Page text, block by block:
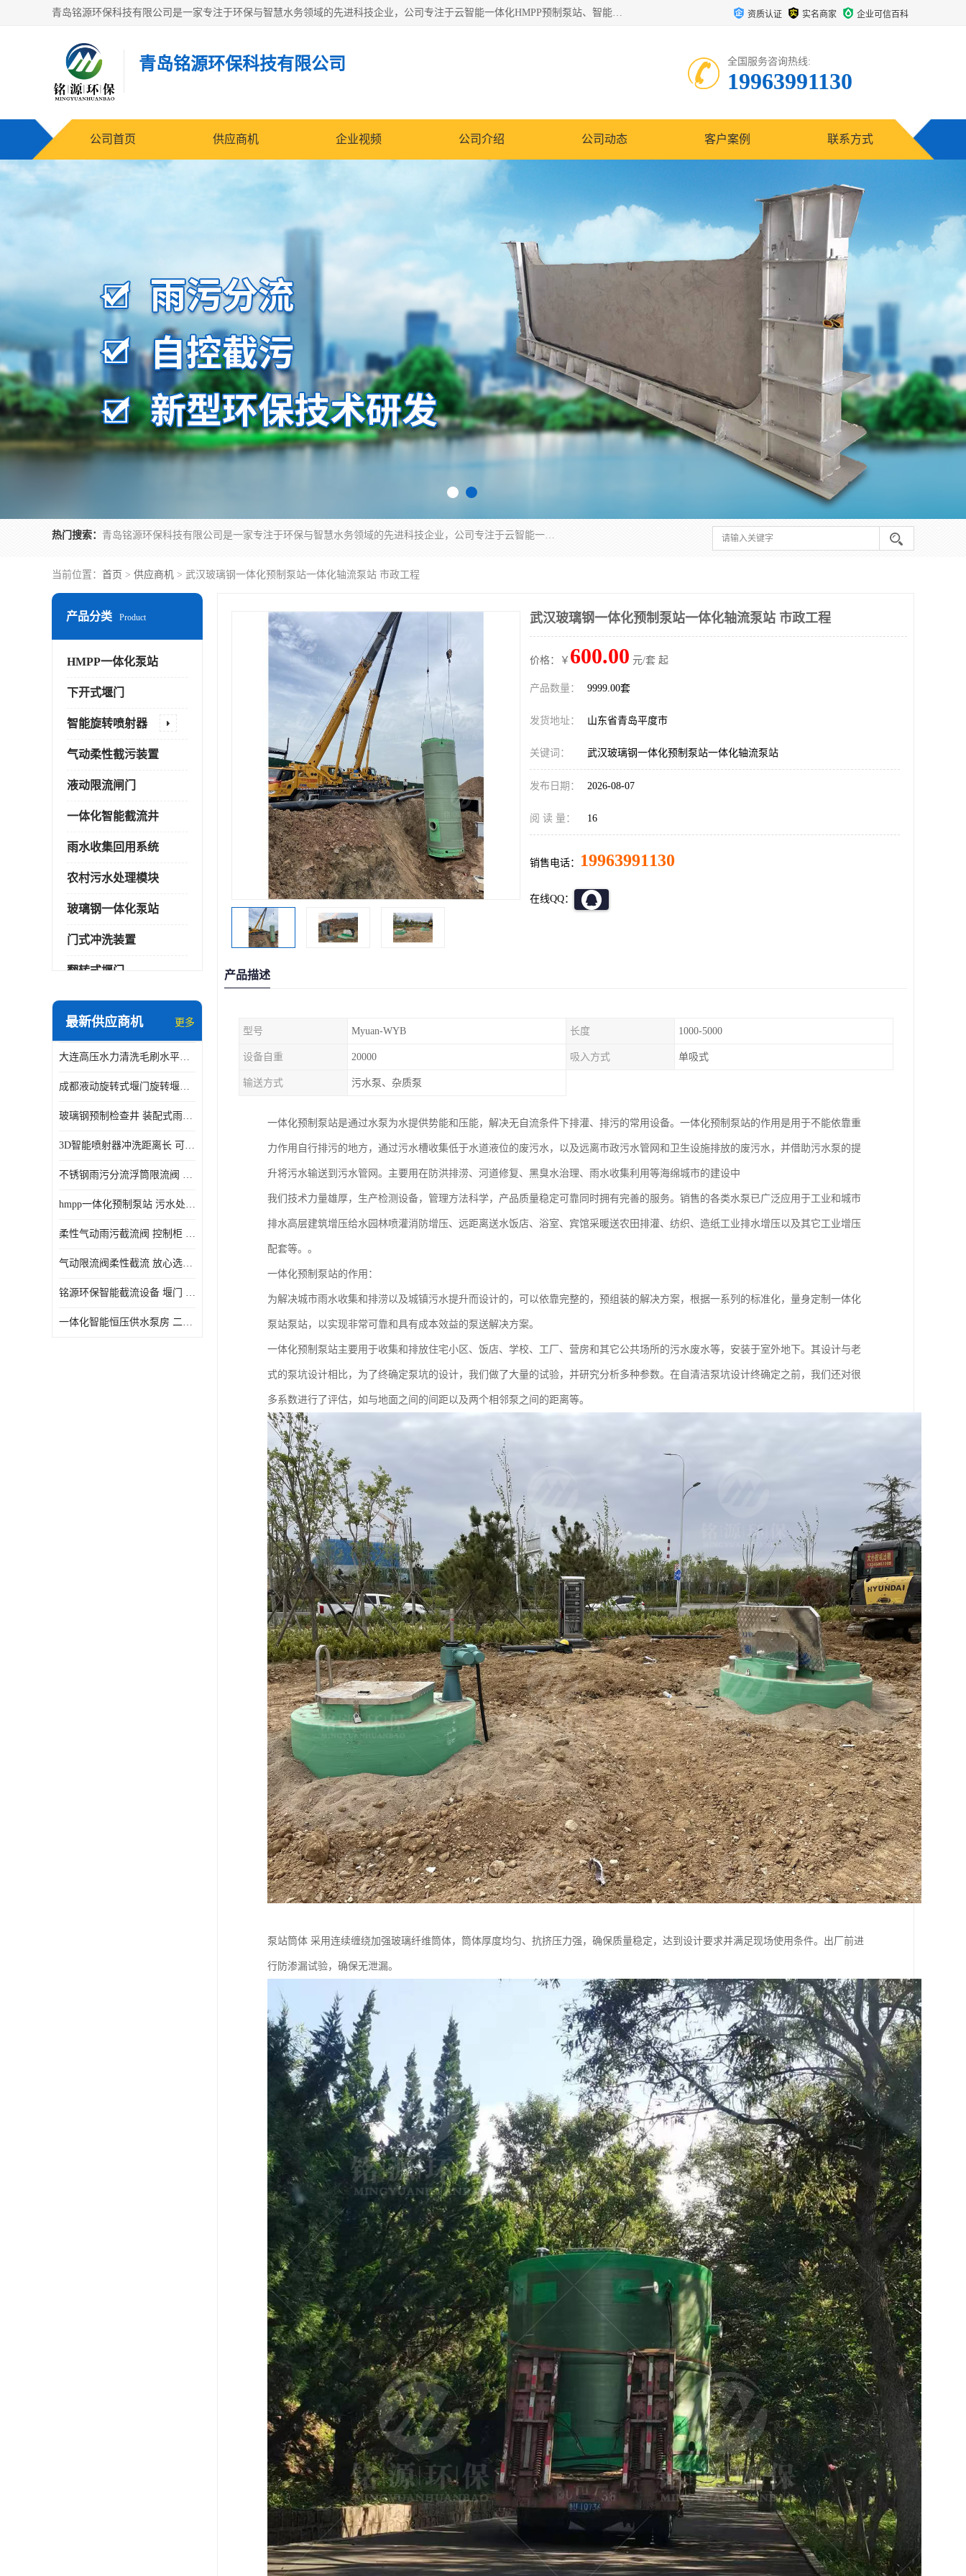
青岛铭源环保科技有限公司是一家专注于环保与智慧水务领域的先进科技企业，公司专注于云智能一体化HMPP预制泵站、智能截流井设备、调蓄池雨洪管理设备、水务循环利用、云智慧水务开发及新型环保技术研发等领域。 资质认证 实名商家 企业可信百科
青岛铭源环保科技有限公司 全国服务咨询热线:
19963991130
公司首页 供应商机 企业视频 公司介绍 公司动态 客户案例 联系方式
热门搜索： 青岛铭源环保科技有限公司是一家专注于环保与智慧水务领域的先进科技企业，公司专注于云智能一体化HMPP预制泵站、智能截流井设备、调蓄池雨洪管理设备、水务循环利用、云智慧水务开发及新型环保技术研发等领域。
当前位置： 首页 > 供应商机 > 武汉玻璃钢一体化预制泵站一体化轴流泵站 市政工程
产品分类 Product
HMPP一体化泵站
下开式堰门
智能旋转喷射器
气动柔性截污装置
液动限流闸门
一体化智能截流井
雨水收集回用系统
农村污水处理模块
玻璃钢一体化泵站
门式冲洗装置
翻转式堰门
智能一体化雨水泵站
智能一体化供水泵房
智能一体化净水设备
最新供应商机 更多
大连高压水力清洗毛刷水平自清洁滚刷 水力自动冲洗系统 水力清洗
成都液动旋转式堰门旋转堰门 自动控制 SUS304
玻璃钢预制检查井 装配式雨水污水井 初期弃流井 源头厂家
3D智能喷射器冲洗距离长 可270度旋转 高强度水压远距离喷洗
不锈钢雨污分流浮筒限流阀 DN150-DN1000 品质可信
hmpp一体化预制泵站 污水处理系统 乡镇学校市政排水 厂家供应
柔性气动雨污截流阀 控制柜 远程控制安全性高检修方便
气动限流阀柔性截流 放心选购 控源截污铭源环保
铭源环保智能截流设备 堰门 铸铁调节闸门作用 源头商家 可定制
一体化智能恒压供水泵房 二次加压供水设备户外智慧泵房
武汉玻璃钢一体化预制泵站一体化轴流泵站 市政工程
价格：￥ 600.00 元/套 起
产品数量： 9999.00套
发货地址： 山东省青岛平度市
关键词： 武汉玻璃钢一体化预制泵站一体化轴流泵站
发布日期： 2026-08-07
阅 读 量： 16
销售电话： 19963991130
在线QQ：
产品描述
型号 Myuan-WYB 长度 1000-5000
设备自重 20000 吸入方式 单吸式
输送方式 污水泵、杂质泵
一体化预制泵站是通过水泵为水提供势能和压能，解决无自流条件下排灌、排污的常用设备。一体化预制泵站的作用是用于不能依靠重
力作用自行排污的地方，通过污水槽收集低于水道液位的废污水，以及远离市政污水管网和卫生设施排放的废污水，并借助污水泵的提
升将污水输送到污水管网。主要用在防洪排涝、河道修复、黑臭水治理、雨水收集利用等海绵城市的建设中
我们技术力量雄厚，生产检测设备，管理方法科学，产品质量稳定可靠同时拥有完善的服务。销售的各类水泵已广泛应用于工业和城市
排水高层建筑增压给水园林喷灌消防增压、远距离送水饭店、浴室、宾馆采暖送农田排灌、纺织、造纸工业排水增压以及其它工业增压
配套等。。
一体化预制泵站的作用：
为解决城市雨水收集和排涝以及城镇污水提升而设计的，可以依靠完整的，预组装的解决方案，根据一系列的标准化，量身定制一体化
泵站泵站，以实现非常可靠和具有成本效益的泵送解决方案。
一体化预制泵站主要用于收集和排放住宅小区、饭店、学校、工厂、营房和其它公共场所的污水废水等，安装于室外地下。其设计与老
式的泵坑设计相比，为了终确定泵坑的设计，我们做了大量的试验，并研究分析多种参数。在自清洁泵坑设计终确定之前，我们还对很
多系数进行了评估，如与地面之间的间距以及两个相邻泵之间的距离等。
泵站筒体 采用连续缠绕加强玻璃纤维筒体，筒体厚度均匀、抗挤压力强，确保质量稳定，达到设计要求并满足现场使用条件。出厂前进
行防渗漏试验，确保无泄漏。